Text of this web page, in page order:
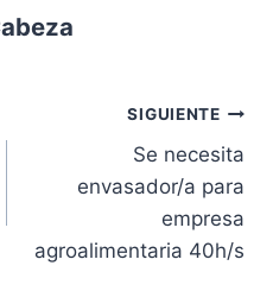
SIGUIENTE
Se necesita
envasador/a para
empresa
agroalimentaria 40h/s